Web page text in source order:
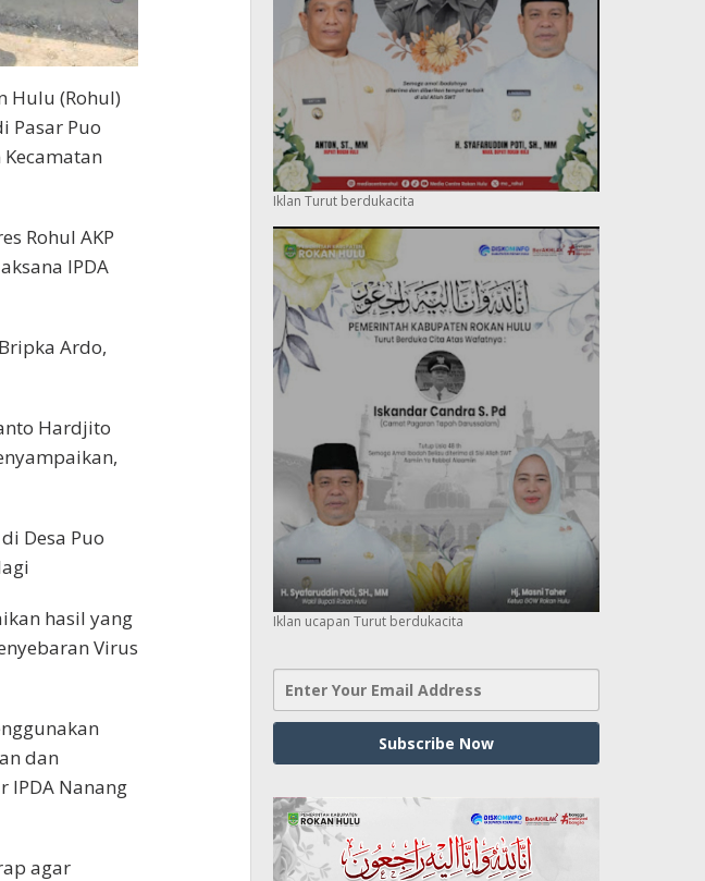
Hulu (Rohul)
Pasar Puo
Rohul AKP
IPDA
Ardo,
Hardjito
Desa Puo
hasil yang
Virus
dan
IPDA Nanang
agar
Iklan Turut berdukacita
Iklan ucapan Turut berdukacita